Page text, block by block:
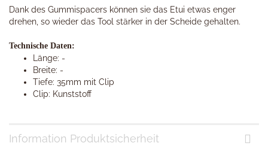
Dank des Gummispacers können sie das Etui etwas enger
drehen, so wieder das Tool stärker in der Scheide gehalten.
Technische Daten:
Länge: -
Breite: -
Tiefe: 35mm mit Clip
Clip: Kunststoff
Information Produktsicherheit